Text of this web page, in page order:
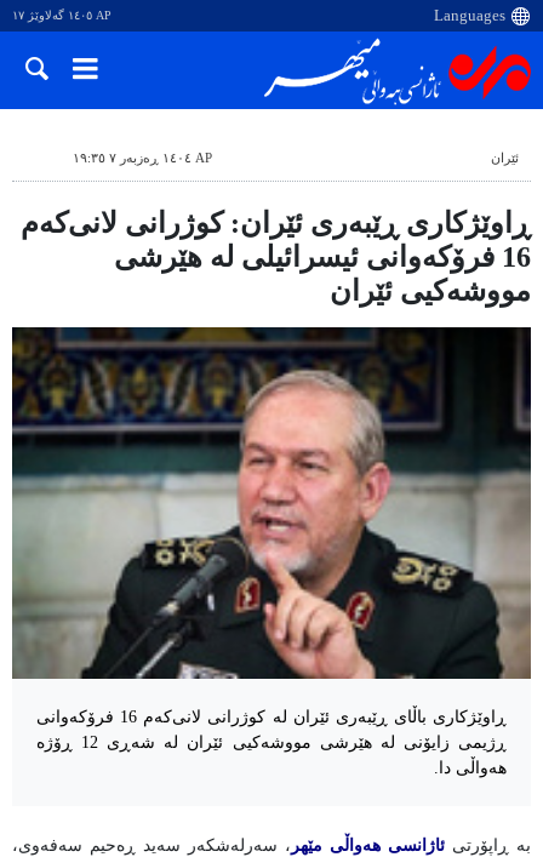
AP ١٤٠٥ گەلاوێژ ١٧
ئێران AP ١٤٠٤ ڕەزبەر ٧ ١٩:٣٥
ڕاوێژکاری ڕێبەری ئێران: کوژرانی لانی‌کەم
16 فرۆکەوانی ئیسرائیلی لە هێرشی
مووشەکیی ئێران
ڕاوێژکاری باڵای ڕێبەری ئێران لە کوژرانی لانی‌کەم 16 فرۆکەوانی
ڕژیمی زایۆنی لە هێرشی مووشەکیی ئێران لە شەڕی 12 ڕۆژە
هەواڵی دا.
بە ڕاپۆرتی ئاژانسی هەواڵی مێهر ، سەرلەشکەر سەید ڕەحیم سەفەوی،